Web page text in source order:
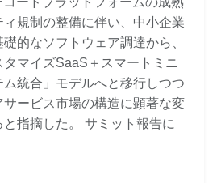
規制の整備に伴い、中小企業
的なソフトウェア調達から、
マイズSaaS＋スマートミニ
統合」モデルへと移行しつつ
ービス市場の構造に顕著な変
指摘した。 サミット報告に